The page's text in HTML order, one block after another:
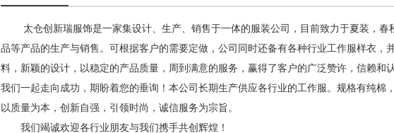
太仓创新瑞服饰是一家集设计、生产、销售于一体的服装公司，目前致力于夏装，
品等产品的生产与销售。可根据客户的需要定做，公司同时还备有各种行业工作服样衣，
料，新颖的设计，以稳定的产品质量，周到满意的服务，赢得了客户的广泛赞许，信赖和
我们一起走向成功，期盼着您的垂询！本公司长期生产供应各行业的工作服。规格有纯棉
以质量为本，创新自强，引领时尚，诚信服务为宗旨。
我们竭诚欢迎各行业朋友与我们携手共创辉煌！